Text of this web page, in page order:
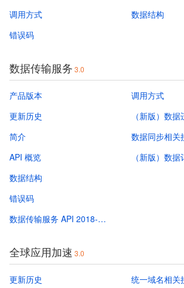
调用方式
数据结构
错误码
数据传输服务 3.0
产品版本
更新历史
简介
API 概览
调用方式
（新版）数
数据同步相关
（新版）数
数据结构
错误码
数据传输服务 API 2018-03-30
全球应用加速 3.0
更新历史
统一域名相关